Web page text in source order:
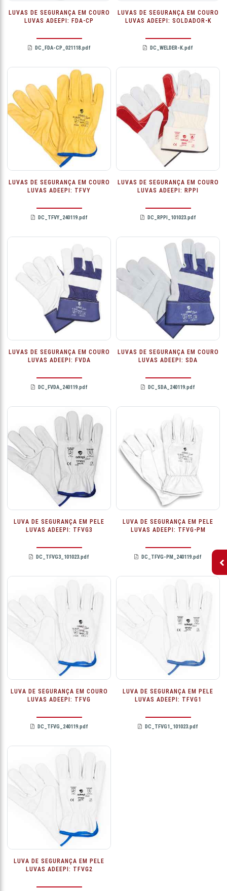
LUVAS DE SEGURANÇA EM COURO
LUVAS ADEEPI: FDA-CP
DC_FDA-CP_021118.pdf
LUVAS DE SEGURANÇA EM COURO
LUVAS ADEEPI: SOLDADOR-K
DC_WELDER-K.pdf
LUVAS DE SEGURANÇA EM COURO
LUVAS ADEEPI: TFVY
DC_TFVY_240119.pdf
LUVAS DE SEGURANÇA EM COURO
LUVAS ADEEPI: RPPI
DC_RPPI_101023.pdf
LUVAS DE SEGURANÇA EM COURO
LUVAS ADEEPI: FVDA
DC_FVDA_240119.pdf
LUVAS DE SEGURANÇA EM COURO
LUVAS ADEEPI: SDA
DC_SDA_240119.pdf
LUVA DE SEGURANÇA EM PELE
LUVAS ADEEPI: TFVG3
DC_TFVG3_101023.pdf
LUVA DE SEGURANÇA EM PELE
LUVAS ADEEPI: TFVG-PM
DC_TFVG-PM_240119.pdf
LUVA DE SEGURANÇA EM COURO
LUVAS ADEEPI: TFVG
DC_TFVG_240119.pdf
LUVA DE SEGURANÇA EM PELE
LUVAS ADEEPI: TFVG1
DC_TFVG1_101023.pdf
LUVA DE SEGURANÇA EM PELE
LUVAS ADEEPI: TFVG2